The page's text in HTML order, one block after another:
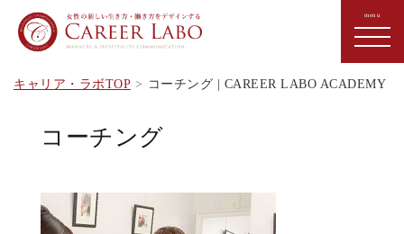
キャリア・ラボTOP コーチング | CAREER LABO ACADEMY
コーチング